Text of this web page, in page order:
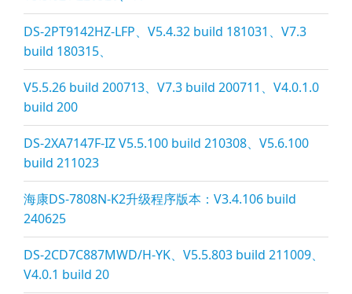
DS-2PT9142HZ-LFP、V5.4.32 build 181031、V7.3
build 180315、
V5.5.26 build 200713、V7.3 build 200711、V4.0.1.0
build 200
DS-2XA7147F-IZ V5.5.100 build 210308、V5.6.100
build 211023
海康DS-7808N-K2升级程序版本：V3.4.106 build
240625
DS-2CD7C887MWD/H-YK、V5.5.803 build 211009、
V4.0.1 build 20